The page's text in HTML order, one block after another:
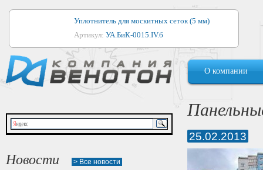
Уплотнитель для москитных сеток (5 мм)
Артикул: УА.БиК-0015.IV.б
Уплотнитель для алюминиевых окон
Артикул:1044
Уплотнитель для деревянных окон
Артикул:УМ.БиК-0062.IV.б
Уплотнитель лоджиевый для (4, 5, 6 мм)
О компании
Новости > Все новости
25.02.2013